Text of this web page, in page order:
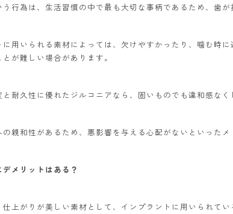
行為は、生活習慣の中で最も大切な事柄であるため、歯が
に用いられる素材によっては、欠けやすかったり、噛む時
が難しい場合があります。
と耐久性に優れたジルコニアなら、固いものでも違和感なく
の親和性があるため、悪影響を与える心配がないといったメ
メリットはある？
上がりが美しい素材として、インプラントに用いられてい